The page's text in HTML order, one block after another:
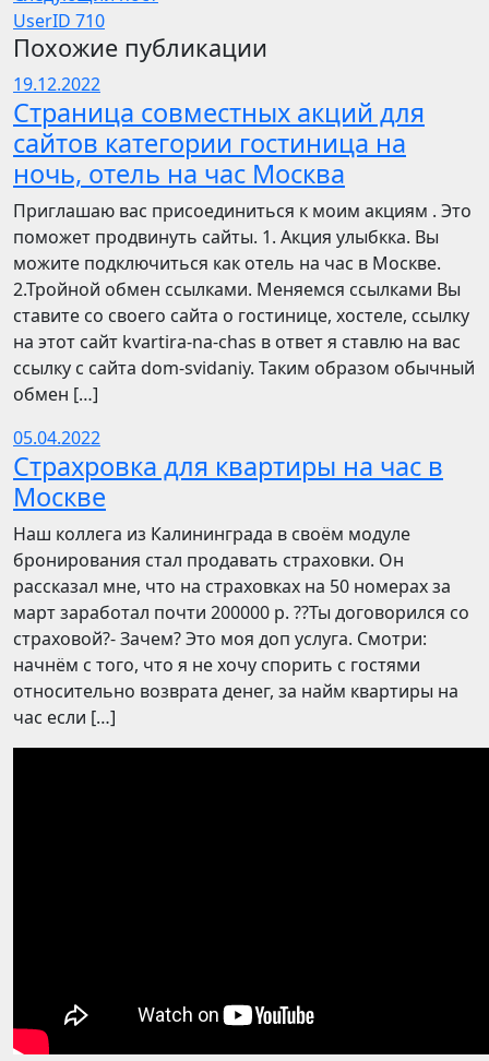
UserID 710
Похожие публикации
19.12.2022
Страница совместных акций для
сайтов категории гостиница на
ночь, отель на час Москва
Приглашаю вас присоединиться к моим акциям . Это
поможет продвинуть сайты. 1. Акция улыбкка. Вы
можите подключиться как отель на час в Москве.
2.Тройной обмен ссылками. Меняемся ссылками Вы
ставите со своего сайта о гостинице, хостеле, ссылку
на этот сайт kvartira-na-chas в ответ я ставлю на вас
ссылку с сайта dom-svidaniy. Таким образом обычный
обмен […]
05.04.2022
Страхровка для квартиры на час в
Москве
Наш коллега из Калининграда в своём модуле
бронирования стал продавать страховки. Он
рассказал мне, что на страховках на 50 номерах за
март заработал почти 200000 р. ??Ты договорился со
страховой?- Зачем? Это моя доп услуга. Смотри:
начнём с того, что я не хочу спорить с гостями
относительно возврата денег, за найм квартиры на
час если […]